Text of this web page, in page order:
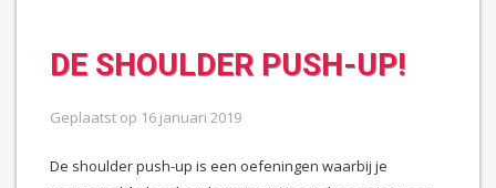
DE SHOULDER PUSH-UP!
Geplaatst op 16 januari 2019
De shoulder push-up is een oefeningen waarbij je